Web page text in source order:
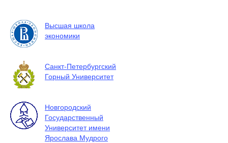
Высшая школа
экономики
Санкт-Петербургский
Горный Университет
Новгородский
Государственный
Университет имени
Ярослава Мудрого